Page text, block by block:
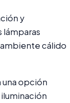
y
cálido
una opción